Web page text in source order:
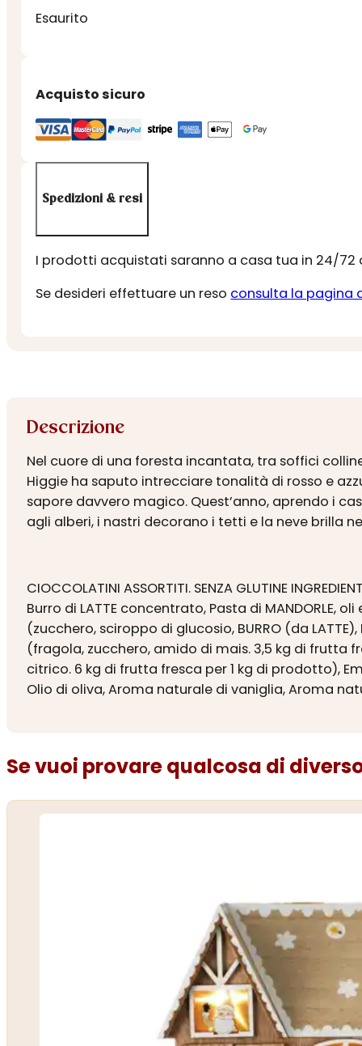
Esaurito
Acquisto sicuro
Spedizioni & resi
I prodotti acquistati saranno a casa tua in 24/72
Se desideri effettuare un reso consulta la pagina
Descrizione
Nel cuore di una foresta incantata, tra soffici
Higgie ha saputo intrecciare tonalità di rosso e
sapore davvero magico. Quest’anno, aprendo i
agli alberi, i nastri decorano i tetti e la neve brilla
CIOCCOLATINI ASSORTITI. SENZA GLUTINE
Burro di LATTE concentrato, Pasta di
(zucchero, sciroppo di glucosio, BURRO (da
(fragola, zucchero, amido di mais. 3,5 kg di frutta
citrico. 6 kg di frutta fresca per 1 kg di prodotto),
Olio di oliva, Aroma naturale di vaniglia, Aroma
Se vuoi provare qualcosa di